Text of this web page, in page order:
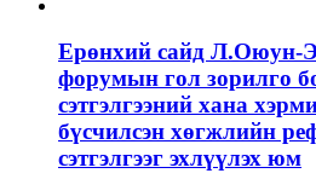
Ерөнхий сайд Л.Оюун-
форумын гол зорилго
сэтгэлгээний хана
бүсчилсэн хөгжлийн
сэтгэлгээг эхлүүлэх юм